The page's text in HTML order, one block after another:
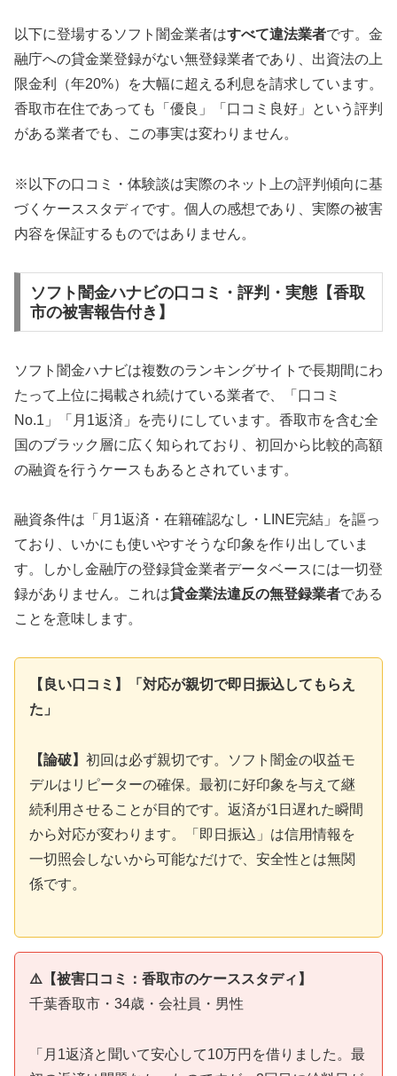
以下に登場するソフト闇金業者はすべて違法業者です。金
融庁への貸金業登録がない無登録業者であり、出資法の上
限金利（年20%）を大幅に超える利息を請求しています。
香取市在住であっても「優良」「口コミ良好」という評判
がある業者でも、この事実は変わりません。
※以下の口コミ・体験談は実際のネット上の評判傾向に基
づくケーススタディです。個人の感想であり、実際の被害
内容を保証するものではありません。
ソフト闇金ハナビの口コミ・評判・実態【香取
市の被害報告付き】
ソフト闇金ハナビは複数のランキングサイトで長期間にわ
たって上位に掲載され続けている業者で、「口コミ
No.1」「月1返済」を売りにしています。香取市を含む全
国のブラック層に広く知られており、初回から比較的高額
の融資を行うケースもあるとされています。
融資条件は「月1返済・在籍確認なし・LINE完結」を謳っ
ており、いかにも使いやすそうな印象を作り出していま
す。しかし金融庁の登録貸金業者データベースには一切登
録がありません。これは貸金業法違反の無登録業者である
ことを意味します。
【良い口コミ】「対応が親切で即日振込してもらえ
た」
【論破】 初回は必ず親切です。ソフト闇金の収益モ
デルはリピーターの確保。最初に好印象を与えて継
続利用させることが目的です。返済が1日遅れた瞬間
から対応が変わります。「即日振込」は信用情報を
一切照会しないから可能なだけで、安全性とは無関
係です。
⚠️【被害口コミ：香取市のケーススタディ】
千葉香取市・34歳・会社員・男性
「月1返済と聞いて安心して10万円を借りました。最